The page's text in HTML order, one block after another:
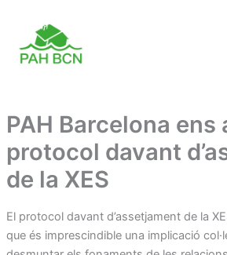
content
PAH Barcelona ens
protocol davant
de la XES
El protocol davant d’assetjament de la
que és imprescindible una implicació